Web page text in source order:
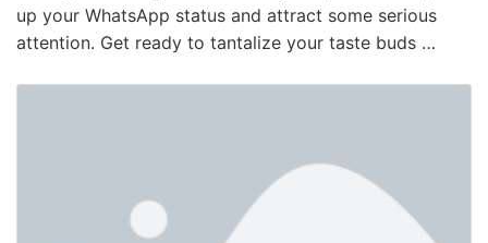
up your WhatsApp status and attract some serious
attention. Get ready to tantalize your taste buds …